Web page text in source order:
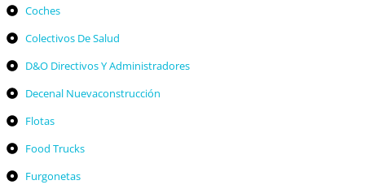
Coches
Colectivos De Salud
D&O Directivos Y Administradores
Decenal Nuevaconstrucción
Flotas
Food Trucks
Furgonetas